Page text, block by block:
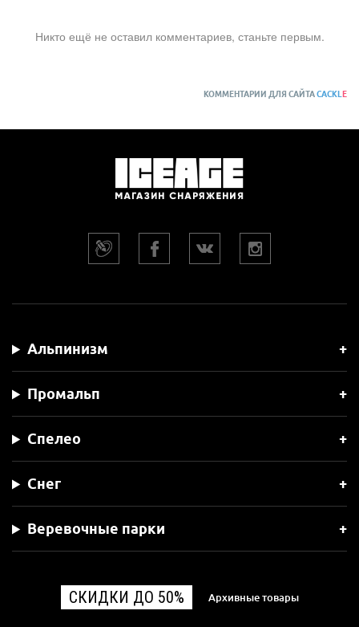
Никто ещё не оставил комментариев, станьте первым.
КОММЕНТАРИИ ДЛЯ САЙТАCACKL E
Альпинизм
Промальп
Спелео
Снег
Веревочные парки
СКИДКИ ДО 50% Архивные товары